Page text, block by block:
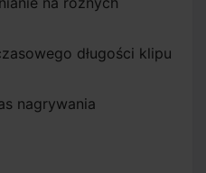
długości klipu
nagrywania